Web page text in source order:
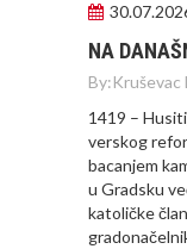
NA
By:Kruševac
1419 –
verskog
bacanjem
u Gradsku
katoličke